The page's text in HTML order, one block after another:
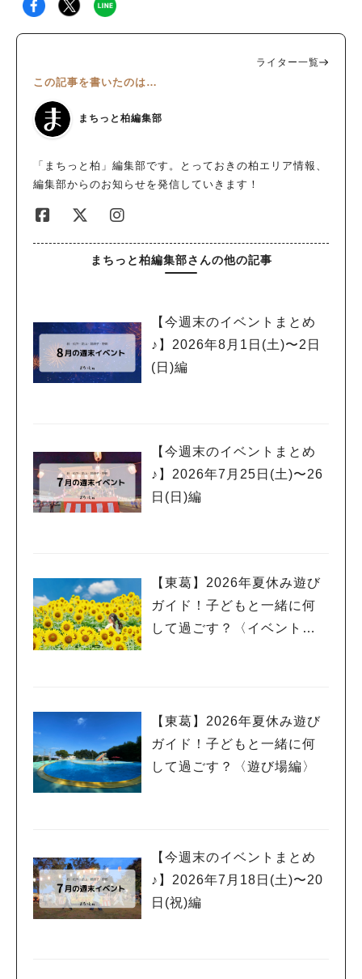
ライター一覧
この記事を書いたのは…
まちっと柏編集部
「まちっと柏」編集部です。とっておきの柏エリア情報、
編集部からのお知らせを発信していきます！
まちっと柏編集部さんの他の記事
【今週末のイベントまとめ
♪】2026年8月1日(土)〜2日
(日)編
【今週末のイベントまとめ
♪】2026年7月25日(土)〜26
日(日)編
【東葛】2026年夏休み遊び
ガイド！子どもと一緒に何
して過ごす？〈イベント
【東葛】2026年夏休み遊び
ガイド！子どもと一緒に何
して過ごす？〈遊び場編〉
【今週末のイベントまとめ
♪】2026年7月18日(土)〜20
日(祝)編